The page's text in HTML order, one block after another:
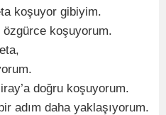
koşuyor gibiyim.
koşuyorum.
doğru koşuyorum.
adım daha yaklaşıyorum.